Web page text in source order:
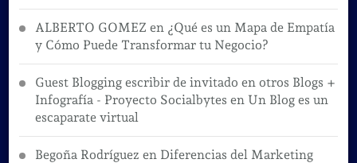
ALBERTO GOMEZ en ¿Qué es un Mapa de Empatía
y Cómo Puede Transformar tu Negocio?
Guest Blogging escribir de invitado en otros Blogs +
Infografía - Proyecto Socialbytes en Un Blog es un
escaparate virtual
Begoña Rodríguez en Diferencias del Marketing